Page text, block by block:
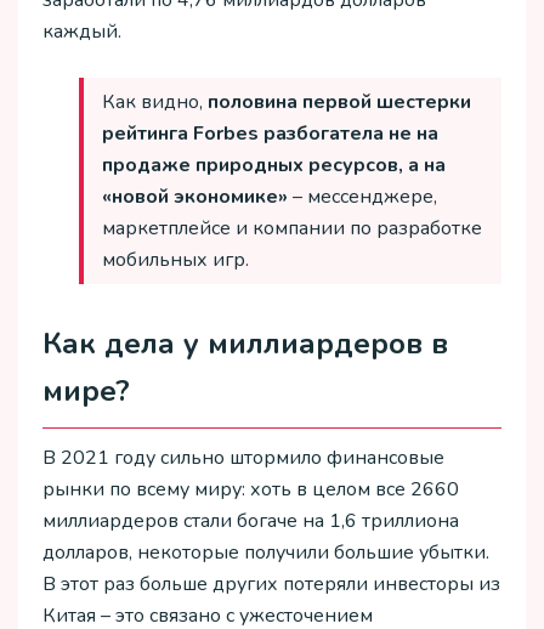
каждый.
Как видно, половина первой шестерки
рейтинга Forbes разбогатела не на
продаже природных ресурсов, а на
«новой экономике» – мессенджере,
маркетплейсе и компании по разработке
мобильных игр.
Как дела у миллиардеров в
мире?
В 2021 году сильно штормило финансовые
рынки по всему миру: хоть в целом все 2660
миллиардеров стали богаче на 1,6 триллиона
долларов, некоторые получили большие убытки.
В этот раз больше других потеряли инвесторы из
Китая – это связано с ужесточением